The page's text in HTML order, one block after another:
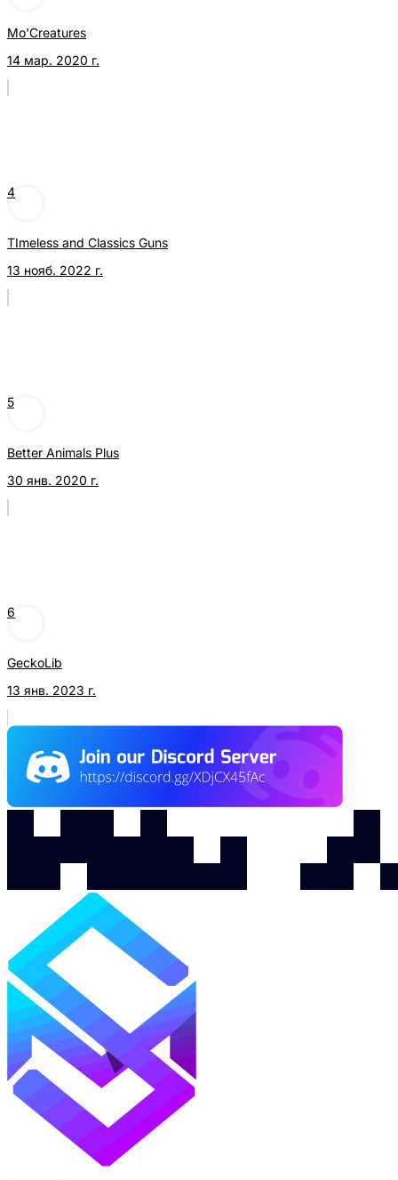
Mo'Creatures
14 мар. 2020 г.
4
TImeless and Classics Guns
13 нояб. 2022 г.
5
Better Animals Plus
30 янв. 2020 г.
6
GeckoLib
13 янв. 2023 г.